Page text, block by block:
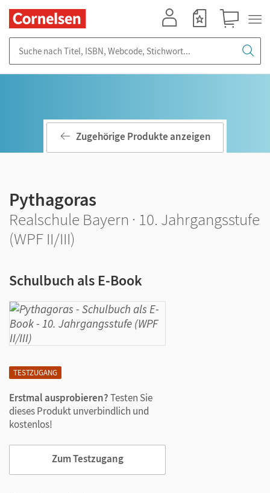
TESTZUGANG
Erstmal ausprobieren?Testen Sie
dieses Produkt unverbindlich und
kostenlos!
Zum Testzugang
Zugehörige Produkte anzeigen
Pythagoras
Realschule Bayern · 10. Jahrgangsstufe
(WPF II/III)
Schulbuch als E-Book